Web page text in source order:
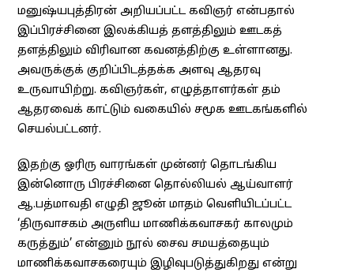
மனுஷ்யபுத்திரன் அறியப்பட்ட கவிஞர் என்பதால்
இப்பிரச்சினை இலக்கியத் தளத்திலும் ஊடகத்
தளத்திலும் விரிவான கவனத்திற்கு உள்ளானது.
அவருக்குக் குறிப்பிடத்தக்க அளவு ஆதரவு
உருவாயிற்று. கவிஞர்கள், எழுத்தாளர்கள் தம்
ஆதரவைக் காட்டும் வகையில் சமூக ஊடகங்களில்
செயல்பட்டனர்.
இதற்கு ஓரிரு வாரங்கள் முன்னர் தொடங்கிய
இன்னொரு பிரச்சினை தொல்லியல் ஆய்வாளர்
ஆ.பத்மாவதி எழுதி ஜூன் மாதம் வெளியிடப்பட்ட
‘திருவாசகம் அருளிய மாணிக்கவாசகர் காலமும்
கருத்தும்’ என்னும் நூல் சைவ சமயத்தையும்
மாணிக்கவாசகரையும் இழிவுபடுத்துகிறது என்று